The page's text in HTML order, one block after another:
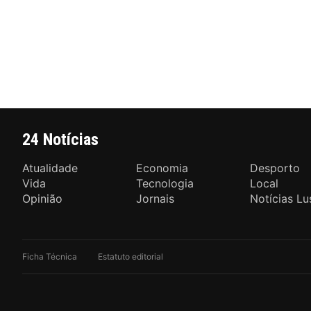
24 Notícias
Atualidade Economia
Desporto
Vida
Tecnologia
Local
Opinião
Jornais Notícias
Ficha Técnica Estatuto editorial